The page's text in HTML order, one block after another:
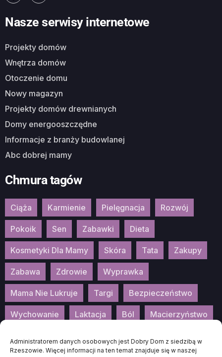
Administratorem danych osobowych jest Dobry Dom z siedzibą w
Rzeszowie. Więcej informacji na ten temat znajduje się w naszej
Nasze serwisy internetowe
Projekty domów
Wnętrza domów
Otoczenie domu
Nowy magazyn
Projekty domów drewnianych
Domy energooszczędne
Informacje z branży budowlanej
Abc dobrej mamy
Chmura tagów
Ciąża Karmienie Pielęgnacja Rozwój
Pokoik Sen Zabawki Dieta
Kosmetyki Dla Mamy Skóra Tata Zakupy
Zabawa Zdrowie Wyprawka
Mama Nie Lukruje Targi Bezpieczeństwo
Wychowanie Laktacja Ból Macierzyństwo